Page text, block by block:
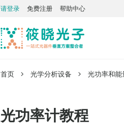
请登录 免费注册 帮助中心
首页 光学分析设备 光功率和能
光功率计教程